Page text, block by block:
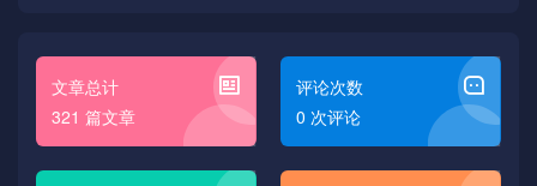
文章总计
321 篇文章
评论次数
0 次评论